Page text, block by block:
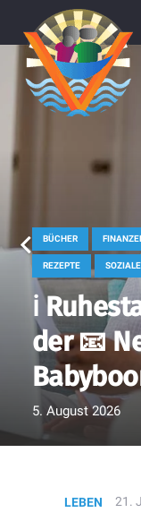
BÜCHER
REZEPTE
ℹ️
der 📧
5. August 2026
LEBEN 21.